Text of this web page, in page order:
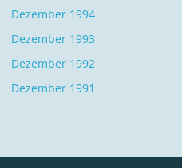
Dezember 1994
Dezember 1993
Dezember 1992
Dezember 1991